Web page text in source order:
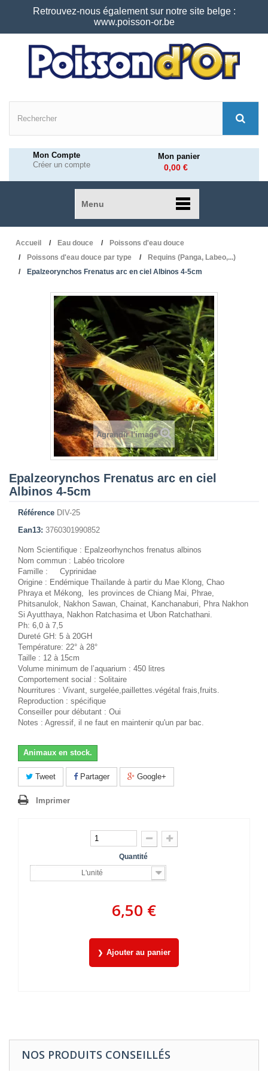
Retrouvez-nous également sur notre site belge :
www.poisson-or.be
Mon Compte
Créer un compte
Mon panier
0,00 €
Menu
Accueil Eau douce
Poissons d'eau douce
Poissons d'eau douce par type
Requins (Panga, Labeo,...)
Epalzeorynchos Frenatus arc en ciel Albinos 4-5cm
Agrandir l'image
Epalzeorynchos Frenatus arc en ciel
Albinos 4-5cm
Référence DIV-25
Ean13: 3760301990852
Nom Scientifique : Epalzeorhynchos frenatus albinos
Nom commun : Labéo tricolore
Famille : Cyprinidae
Origine : Endémique Thaïlande à partir du Mae Klong, Chao
Phraya et Mékong, les provinces de Chiang Mai, Phrae,
Phitsanulok, Nakhon Sawan, Chainat, Kanchanaburi, Phra Nakhon
Si Ayutthaya, Nakhon Ratchasima et Ubon Ratchathani.
Ph: 6,0 à 7,5
Dureté GH: 5 à 20GH
Température: 22° à 28°
Taille : 12 à 15cm
Volume minimum de l’aquarium : 450 litres
Comportement social : Solitaire
Nourritures : Vivant, surgelée,paillettes.végétal frais,fruits.
Reproduction : spécifique
Conseiller pour débutant : Oui
Notes : Agressif, il ne faut en maintenir qu'un par bac.
Animaux en stock.
Tweet Partager Google+
Imprimer
Quantité
L'unité
6,50 €
Ajouter au panier
NOS PRODUITS CONSEILLÉS